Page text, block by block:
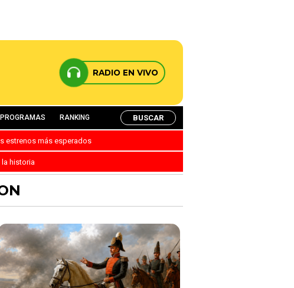
RADIO EN VIVO
PROGRAMAS RANKING BUSCAR
estrenos más esperados
la historia